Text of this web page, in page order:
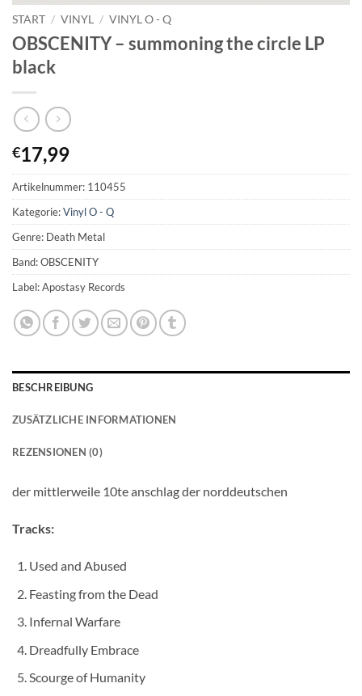
START / VINYL / VINYL O - Q
OBSCENITY – summoning the circle LP
black
€17,99
Artikelnummer: 110455
Kategorie:Vinyl O - Q
Genre: Death Metal
Band: OBSCENITY
Label: Apostasy Records
BESCHREIBUNG
ZUSÄTZLICHE INFORMATIONEN
REZENSIONEN (0)
der mittlerweile 10te anschlag der norddeutschen
Tracks:
Used and Abused
Feasting from the Dead
Infernal Warfare
Dreadfully Embrace
Scourge of Humanity